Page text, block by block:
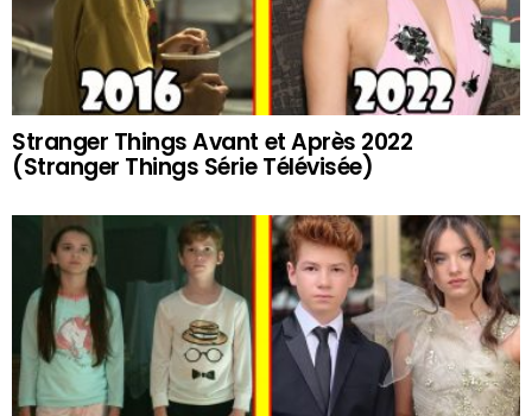
Stranger Things Avant et Après 2022
(Stranger Things Série Télévisée)